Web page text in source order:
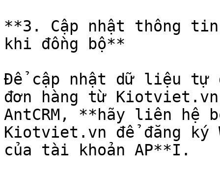
**3. Cập nhật thông tin
khi đồng bộ**
Để cập nhật dữ liệu tự
đơn hàng từ
AntCRM, **hãy liên hệ
Kiotviet.vn để đăng ký
của tài khoản AP**I.